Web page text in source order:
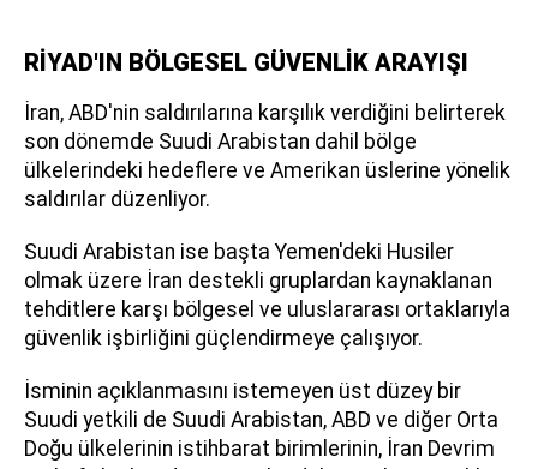
RİYAD'IN BÖLGESEL GÜVENLİK ARAYIŞI
İran, ABD'nin saldırılarına karşılık verdiğini belirterek
son dönemde Suudi Arabistan dahil bölge
ülkelerindeki hedeflere ve Amerikan üslerine yönelik
saldırılar düzenliyor.
Suudi Arabistan ise başta Yemen'deki Husiler
olmak üzere İran destekli gruplardan kaynaklanan
tehditlere karşı bölgesel ve uluslararası ortaklarıyla
güvenlik işbirliğini güçlendirmeye çalışıyor.
İsminin açıklanmasını istemeyen üst düzey bir
Suudi yetkili de Suudi Arabistan, ABD ve diğer Orta
Doğu ülkelerinin istihbarat birimlerinin, İran Devrim